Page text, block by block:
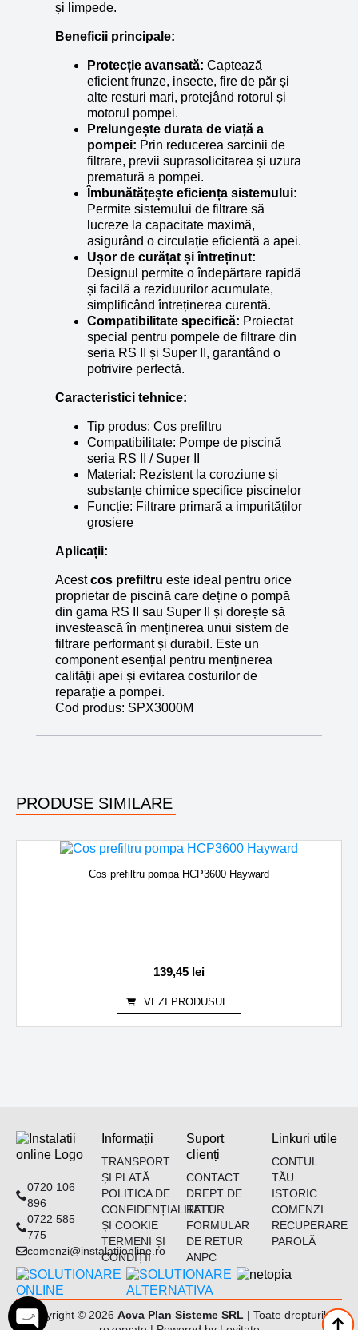
și limpede.
Beneficii principale:
Protecție avansată: Captează
eficient frunze, insecte, fire de păr și
alte resturi mari, protejând rotorul și
motorul pompei.
Prelungește durata de viață a
pompei: Prin reducerea sarcinii de
filtrare, previi suprasolicitarea și uzura
prematură a pompei.
Îmbunătățește eficiența sistemului:
Permite sistemului de filtrare să
lucreze la capacitate maximă,
asigurând o circulație eficientă a apei.
Ușor de curățat și întreținut:
Designul permite o îndepărtare rapidă
și facilă a reziduurilor acumulate,
simplificând întreținerea curentă.
Compatibilitate specifică: Proiectat
special pentru pompele de filtrare din
seria RS II și Super II, garantând o
potrivire perfectă.
Caracteristici tehnice:
Tip produs: Cos prefiltru
Compatibilitate: Pompe de piscină
seria RS II / Super II
Material: Rezistent la coroziune și
substanțe chimice specifice piscinelor
Funcție: Filtrare primară a impurităților
grosiere
Aplicații:
Acestcos prefiltru este ideal pentru orice
proprietar de piscină care deține o pompă
din gama RS II sau Super II și dorește să
investească în menținerea unui sistem de
filtrare performant și durabil. Este un
component esențial pentru menținerea
calității apei și evitarea costurilor de
reparație a pompei.
Cod produs: SPX3000M
PRODUSE SIMILARE
Cos prefiltru pompa HCP3600 Hayward
139,45 lei
VEZI PRODUSUL
0720 106
896
0722 585
775
comenzi@instalatiionline.ro
Informații
TRANSPORT
ȘI PLATĂ
POLITICA DE
CONFIDENȚIALITATE
ȘI COOKIE
TERMENI ȘI
CONDIȚII
Suport
clienți
CONTACT
DREPT DE
RETUR
FORMULAR
DE RETUR
ANPC
Linkuri utile
CONTUL
TĂU
ISTORIC
COMENZI
RECUPERARE
PAROLĂ
Copyright © 2026 Acva Plan Sisteme SRL | Toate drepturile